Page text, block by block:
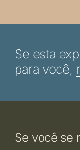
Se esta
para você,
Se você se